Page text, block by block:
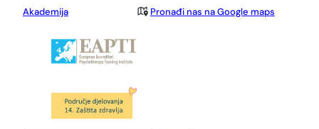
Akademija Pronađi nas na Google maps